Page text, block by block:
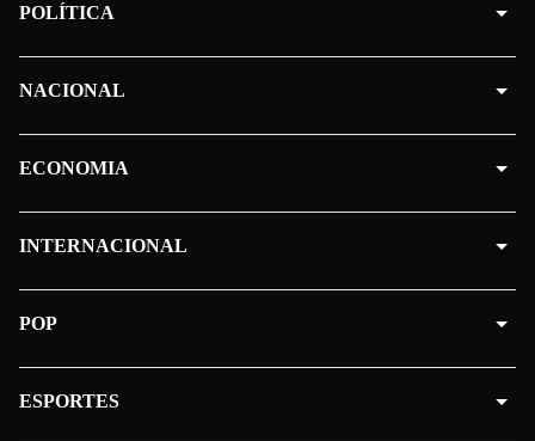
POLÍTICA
NACIONAL
ECONOMIA
INTERNACIONAL
POP
ESPORTES